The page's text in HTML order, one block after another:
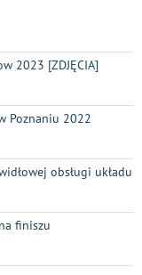
2023 [ZDJĘCIA]
Poznaniu 2022
obsługi układu
finiszu